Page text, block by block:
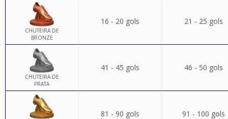
CHUTEIRA DE
BRONZE
16 - 20 gols 21 - 25 gols
CHUTEIRA DE
PRATA
41 - 45 gols 46 - 50 gols
81 - 90 gols 91 - 100 gols